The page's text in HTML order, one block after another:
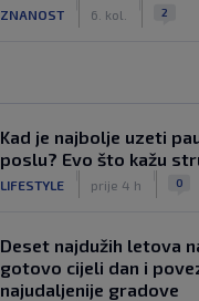
ZNANOST 6. kol. 2
Kad je najbolje uzeti
poslu? Evo što kažu
LIFESTYLE prije 4 h 0
Deset najdužih letova
gotovo cijeli dan i
najudaljenije gradove